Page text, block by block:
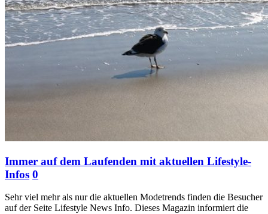
Immer auf dem Laufenden mit aktuellen Lifestyle-
Infos 0
Sehr viel mehr als nur die aktuellen Modetrends finden die Besucher
auf der Seite Lifestyle News Info. Dieses Magazin informiert die